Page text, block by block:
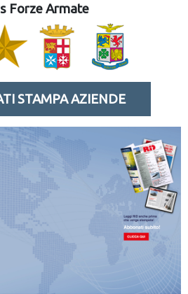
Forze Armate
STAMPA AZIENDE